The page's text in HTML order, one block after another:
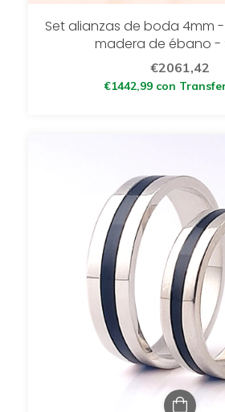
Set alianzas de boda 4mm -
madera de ébano -
€2061,42
€1442,99 con